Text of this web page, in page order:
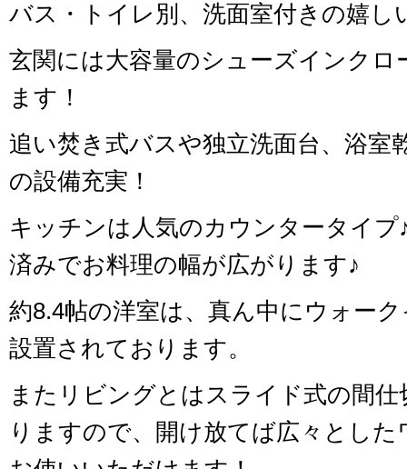
バス・トイレ別、洗面室付きの嬉し
玄関には大容量のシューズインクロ
ます！
追い焚き式バスや独立洗面台、浴室
の設備充実！
キッチンは人気のカウンタータイ
済みでお料理の幅が広がります♪
約8.4帖の洋室は、真ん中にウォー
設置されております。
またリビングとはスライド式の間
りますので、開け放てば広々とし